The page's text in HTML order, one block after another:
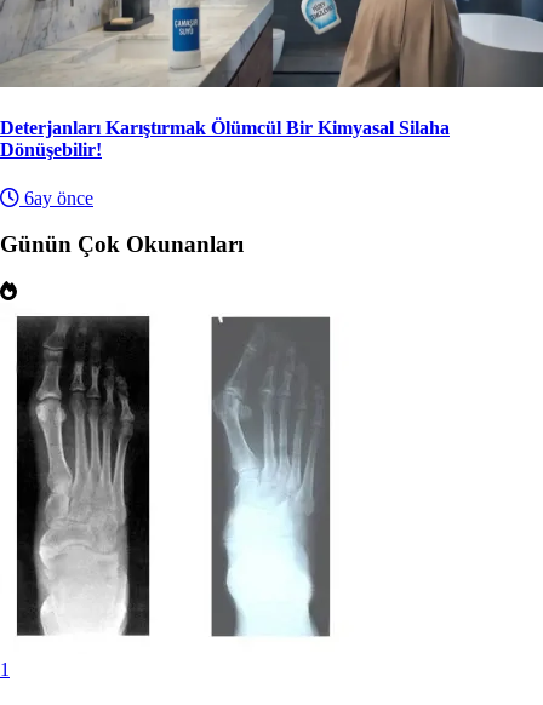
Deterjanları Karıştırmak Ölümcül Bir Kimyasal Silaha
Dönüşebilir!
6ay önce
Günün Çok Okunanları
1